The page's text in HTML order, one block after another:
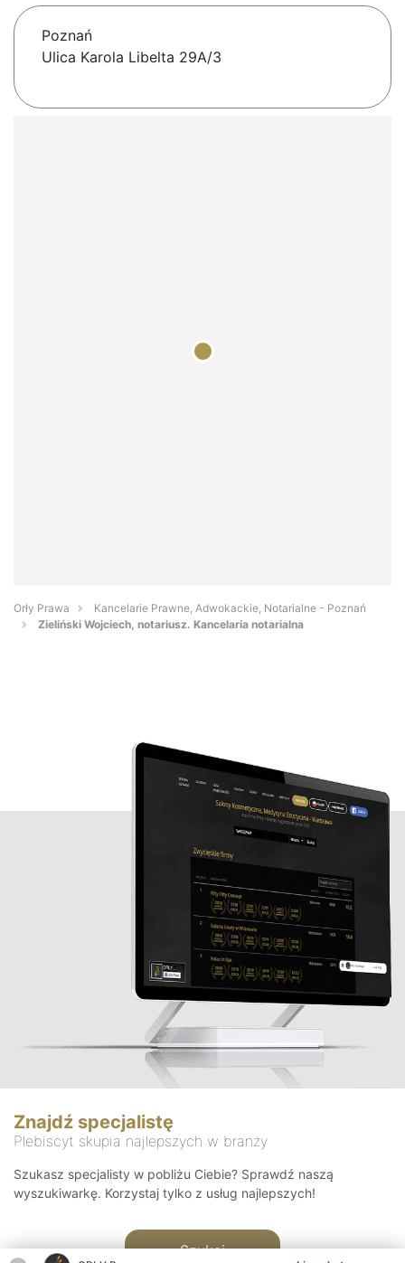
Poznań
Ulica Karola Libelta 29A/3
Orły Prawa
Kancelarie Prawne, Adwokackie, Notarialne - Poznań
Zieliński Wojciech, notariusz. Kancelaria notarialna
Znajdź specjalistę
Plebiscyt skupia najlepszych w branży
Szukasz specjalisty w pobliżu Ciebie? Sprawdź naszą
wyszukiwarkę. Korzystaj tylko z usług najlepszych!
Szukaj